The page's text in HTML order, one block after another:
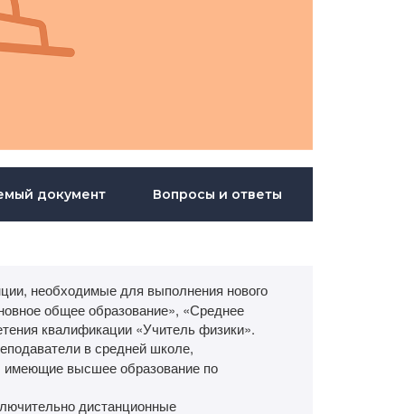
документ Вопросы и ответы
необходимые для выполнения нового
общее образование», «Среднее
квалификации «Учитель физики».
в средней школе,
имеющие высшее образование по
дистанционные